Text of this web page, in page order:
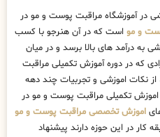
در آموزشگاه مراقبت پوست و مو در
و مو است که در آن هنرجو با کسب
به درآمد های بالا برسد و در میان
که در دوره آموزش تکمیلی مراقبت
نکات اموزشی و تجربیات چند دهه
اموزش تکمیلی مراقبت پوست و مو در
اموزش تخصصی مراقبت پوست و مو
و یا حداقل 2 سال سابقه کار در این حوزه دارند پیشنهاد